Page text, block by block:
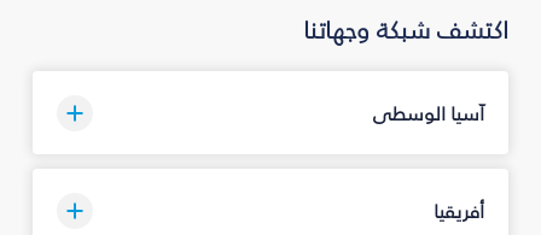
اكتشف شبكة وجهاتنا
آسيا الوسطى
أفريقيا